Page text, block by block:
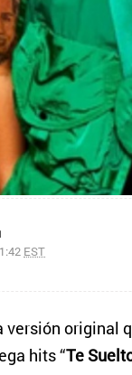
EST
versión original
hits “Te